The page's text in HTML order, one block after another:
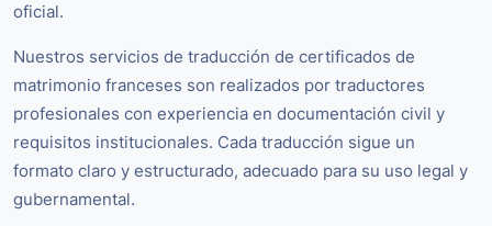
oficial.
Nuestros servicios de traducción de certificados de
matrimonio franceses son realizados por traductores
profesionales con experiencia en documentación civil y
requisitos institucionales. Cada traducción sigue un
formato claro y estructurado, adecuado para su uso legal y
gubernamental.